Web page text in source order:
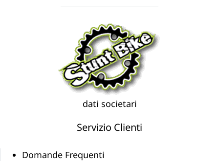
dati societari
Servizio Clienti
Domande Frequenti